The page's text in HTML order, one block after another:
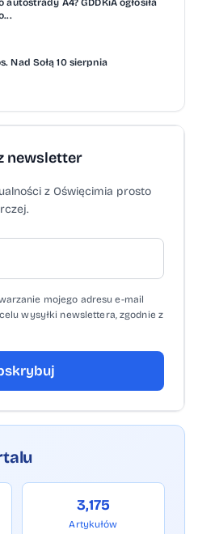
to jedna z
inwestycji w
budowy: znacząco
z ruchu
dojazd do S1 oraz
bezpieczeństwo i
arteriach
Kierowcy
autostrady A4? GDDKiA ogłosiła
Nad Sołą 10 sierpnia
newsletter
z Oświęcimia prosto
mojego adresu e-mail
wysyłki newslettera, zgodnie z
3,175
Artykułów